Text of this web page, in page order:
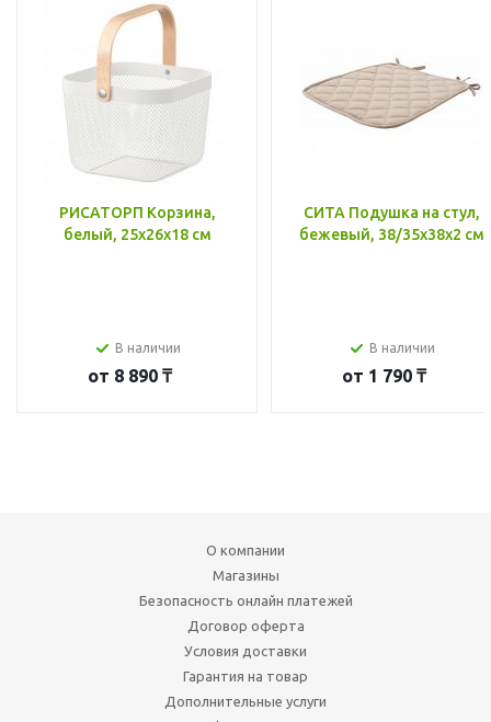
РИСАТОРП Корзина,
белый, 25x26x18 см
В наличии
от 8 890 ₸
СИТА Подушка на стул,
бежевый, 38/35x38x2 см
В наличии
от 1 790 ₸
О компании
Магазины
Безопасность онлайн платежей
Договор оферта
Условия доставки
Гарантия на товар
Дополнительные услуги